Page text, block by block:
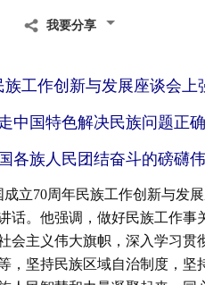
我要分享
工作创新与发展座谈会上
中国特色解决民族问题正
各族人民团结奋斗的磅礴
立70周年民族工作创新与发
话。他强调，做好民族工作事
会主义伟大旗帜，深入学习
，坚持民族区域自治制度，坚